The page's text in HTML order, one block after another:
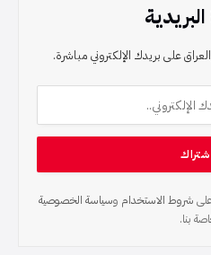
على بريدك الإلكتروني مباشرة.
شروط الاستخدام وسياسة الخصوصية
بنا.